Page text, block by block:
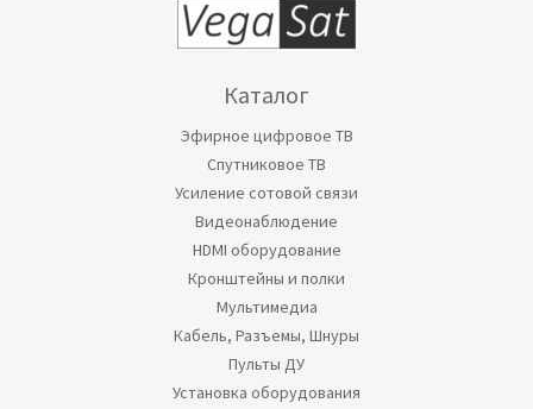
Каталог
Эфирное цифровое ТВ
Спутниковое ТВ
Усиление сотовой связи
Видеонаблюдение
HDMI оборудование
Кронштейны и полки
Мультимедиа
Кабель, Разъемы, Шнуры
Пульты ДУ
Установка оборудования